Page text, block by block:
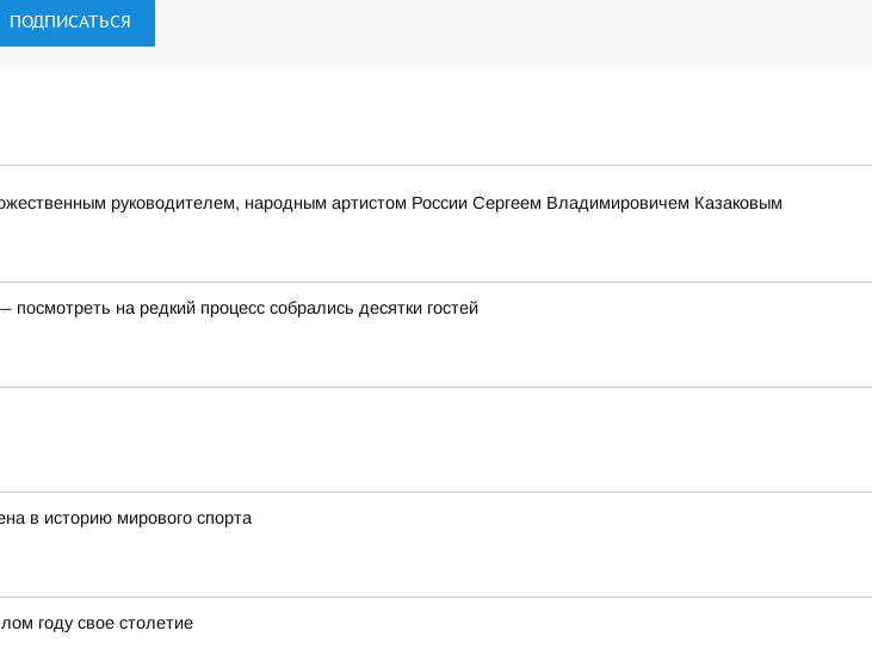
ПОДПИСАТЬСЯ
руководителем, народным артистом России Сергеем Владимировичем Казаковым
на редкий процесс собрались десятки гостей
в историю мирового спорта
году свое столетие